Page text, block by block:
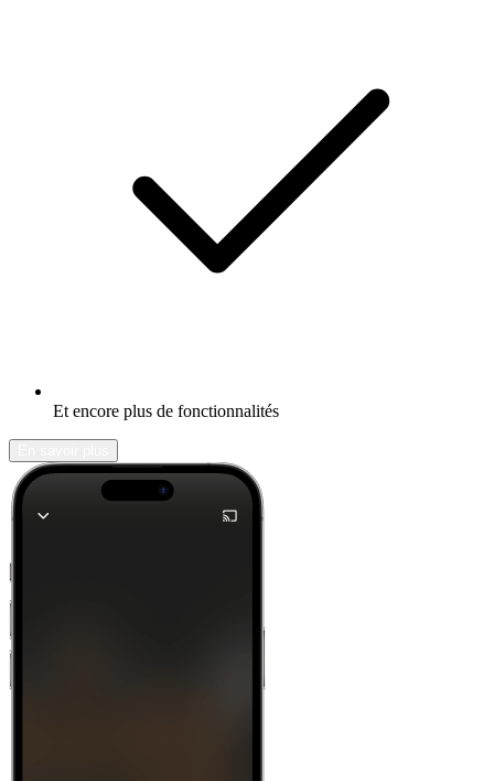
Et encore plus de fonctionnalités